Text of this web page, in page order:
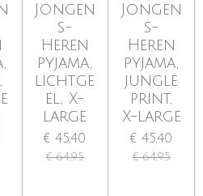
Jongen
s-
Heren
pyjama,
lichtge
el, X-
large
€ 45,40
€ 64,95
Jongen
s-
Heren
pyjama,
jungle
print,
X-large
€ 45,40
€ 64,95